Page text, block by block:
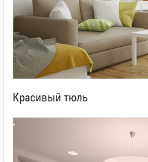
Красивый тюль